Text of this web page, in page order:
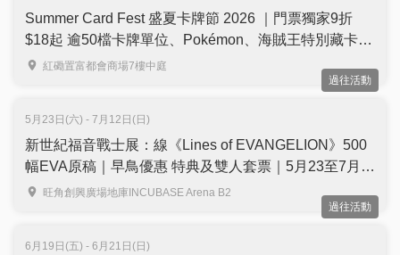
Summer Card Fest 盛夏卡牌節 2026 ｜門票獨家9折
$18起 逾50檔卡牌單位、Pokémon、海賊王特別藏卡｜
寶可夢卡牌對戰大獎送出日本來回機票、PSA 10 大抽
紅磡置富都會商場7樓中庭
過往活動
5月23日(六) - 7月12日(日)
新世紀福音戰士展：線《Lines of EVANGELION》500
幅EVA原稿｜早鳥優惠 特典及雙人套票｜5月23至7月
12日 旺角INCUBASE Arena
旺角創興廣場地庫INCUBASE Arena B2
過往活動
6月19日(五) - 6月21日(日)